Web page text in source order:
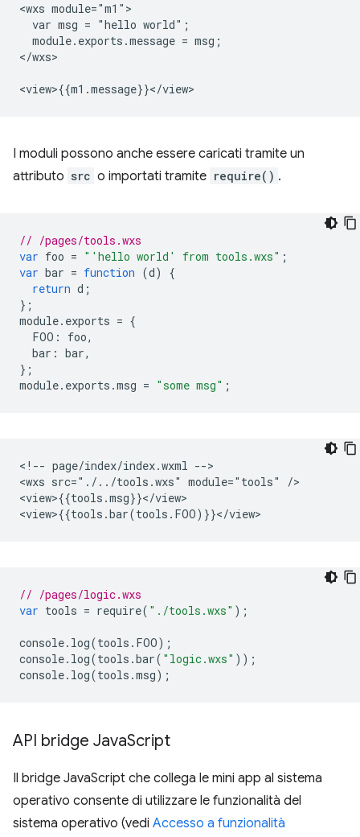
<wxs module="m1">
  var msg = "hello world";
  module.exports.message = msg;
</wxs>
I moduli possono anche essere caricati tramite un
attributo src o importati tramite require() .
// /pages/tools.wxs
var foo = "'hello world' from tools.wxs" ;
var bar = function (d)
{
return d ;
};
module. exports = {
FOO : foo,
bar : bar,
};
module. exports .msg = "some msg" ;
<!-- page/index/index.wxml -->
<wxs src="./../tools.wxs" module="tools" />
<view>{{tools.msg}}</view>
// /pages/logic.wxs
var tools = require( "./tools.wxs" );
console. log(tools . FOO);
console. log(tools .bar( "logic.wxs" ));
console. log(tools .msg);
API bridge JavaScript
Il bridge JavaScript che collega le mini app al sistema
operativo consente di utilizzare le funzionalità del
sistema operativo (vedi Accesso a funzionalità